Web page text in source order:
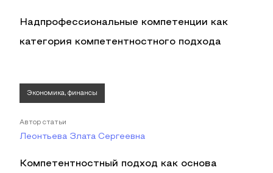
Надпрофессиональные компетенции как
категория компетентностного подхода
Экономика, финансы
Автор статьи
Леонтьева Злата Сергеевна
Компетентностный подход как основа